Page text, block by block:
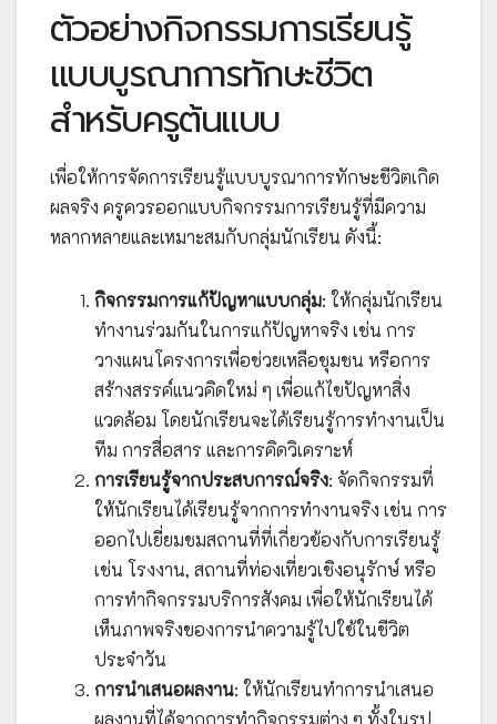
ตัวอย่างกิจกรรมการเรียนรู้
แบบบูรณาการทักษะชีวิต
สำหรับครูต้นแบบ
เพื่อให้การจัดการเรียนรู้แบบบูรณาการทักษะชีวิตเกิด
ผลจริง ครูควรออกแบบกิจกรรมการเรียนรู้ที่มีความ
หลากหลายและเหมาะสมกับกลุ่มนักเรียน ดังนี้:
กิจกรรมการแก้ปัญหาแบบกลุ่ม: ให้กลุ่มนักเรียน
ทำงานร่วมกันในการแก้ปัญหาจริง เช่น การ
วางแผนโครงการเพื่อช่วยเหลือชุมชน หรือการ
สร้างสรรค์แนวคิดใหม่ ๆ เพื่อแก้ไขปัญหาสิ่ง
แวดล้อม โดยนักเรียนจะได้เรียนรู้การทำงานเป็น
ทีม การสื่อสาร และการคิดวิเคราะห์
การเรียนรู้จากประสบการณ์จริง: จัดกิจกรรมที่
ให้นักเรียนได้เรียนรู้จากการทำงานจริง เช่น การ
ออกไปเยี่ยมชมสถานที่ที่เกี่ยวข้องกับการเรียนรู้
เช่น โรงงาน, สถานที่ท่องเที่ยวเชิงอนุรักษ์ หรือ
การทำกิจกรรมบริการสังคม เพื่อให้นักเรียนได้
เห็นภาพจริงของการนำความรู้ไปใช้ในชีวิต
ประจำวัน
การนำเสนอผลงาน: ให้นักเรียนทำการนำเสนอ